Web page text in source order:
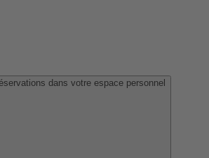
dans votre espace personnel